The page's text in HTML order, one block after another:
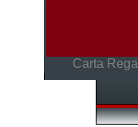
Carta